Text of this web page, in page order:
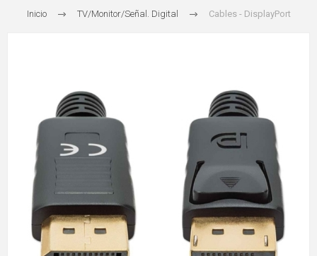
Inicio TV/Monitor/Señal. Digital Cables - DisplayPort